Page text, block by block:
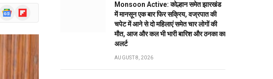
GoogleFlipboard
Monsoon Active: कोल्हान समेत झारखंड
में मानसून एक बार फिर सक्रिय, वज्रपात की
चपेट में आने से दो महिलाएं समेत चार लोगों की
मौत, आज और कल भी भारी बारिश और ठनका का
अलर्ट
AUGUST 8, 2026